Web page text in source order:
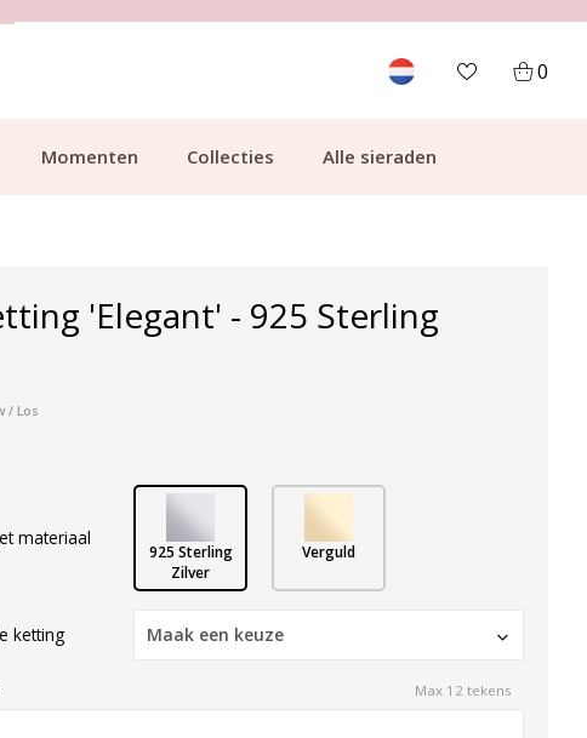
0
Momenten Collecties Alle sieraden
'Elegant' - 925 Sterling
/ Los
materiaal
925 Sterling
Zilver
Verguld
ketting Maak een keuze
Max 12 tekens